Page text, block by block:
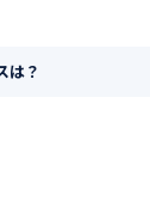
は？